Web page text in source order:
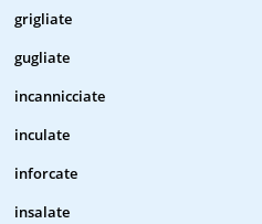
grigliate
gugliate
incannicciate
inculate
inforcate
insalate